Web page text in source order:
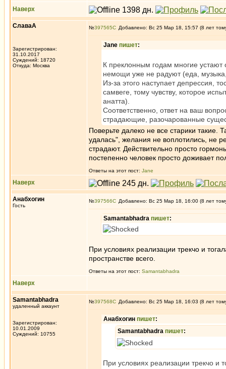
Наверх
СлаваА
Зарегистрирован:
31.10.2017
Суждений: 18720
Откуда: Москва
№397565 Добавлено: Вс 25 Мар 18, 15:57 (8 лет
Jane пишет:
К преклонным годам многие устают
немощи уже не радуют (еда, музыка,
Из-за этого наступает депрессия,
самвеге, тому чувству, которое
анатта).
Соответственно, ответ на ваш
страдающие, разочарованные
Поверьте далеко не все старики такие.
удалась", желания не воплотились, не
страдают. Действительно просто
постепенно человек просто доживает
Ответы на этот пост: Jane
Наверх
Анабхогин
Гость
№397566 Добавлено: Вс 25 Мар 18, 16:00 (8 лет
Samantabhadra пишет:
При условиях реализации трекчо и
пространстве всего.
Ответы на этот пост: Samantabhadra
Наверх
Samantabhadra
удаленный аккаунт
Зарегистрирован:
10.01.2009
Суждений: 10755
№397568 Добавлено: Вс 25 Мар 18, 16:03 (8 лет
Анабхогин пишет:
Samantabhadra пишет:
При условиях реализации трекчо и